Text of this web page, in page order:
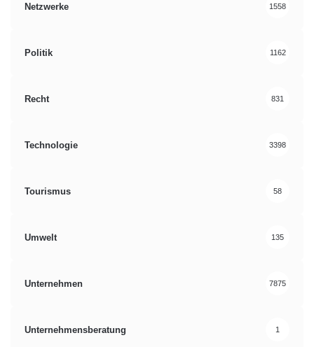
Netzwerke 1558
Politik 1162
Recht 831
Technologie 3398
Tourismus 58
Umwelt 135
Unternehmen 7875
Unternehmensberatung 1